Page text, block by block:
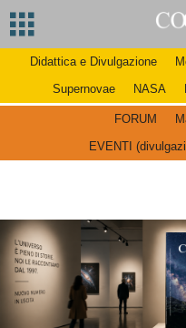
Didattica e Divulgazione
Supernovae
NASA
FORUM
EVENTI